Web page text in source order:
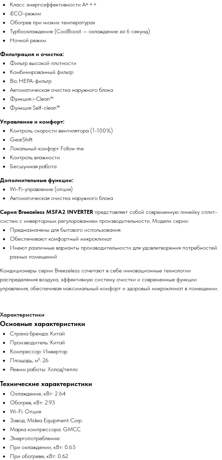
Класс энергоэффективности А+++
iECO-режим
Обогрев при низких температурах
Турбоохлаждение (CoolBoost — охлаждение за 6 секунд)
Ночной режим
Фильтрация и очистка:
Фильтр высокой плотности
Комбинированный фильтр
Bio HEPA-фильтр
Автоматическая очистка наружного блока
Функция i-Clean™
Функция Self-clean™
Управление и комфорт:
Контроль скорости вентилятора (1-100%)
GearShift
Локальный комфорт Follow me
Контроль влажности
Бесшумная работа
Дополнительные функции:
Wi-Fi-управление (опция)
Автоматическая очистка наружного блока
Серия Breezeless MSFA2 INVERTER представляет собой современную линейку сплит-
систем с инверторным регулированием производительности. Модели серии:
Предназначены для бытового использования
Обеспечивают комфортный микроклимат
Имеют различные варианты производительности для удовлетворения потребностей
разных помещений
Кондиционеры серии Breezeless сочетают в себе инновационные технологии
распределения воздуха, эффективную систему очистки и современные функции
управления, обеспечивая максимальный комфорт и здоровый микроклимат в помещении.
Характеристики
Основные характеристики
Страна бренда: Китай
Производитель: Китай
Компрессор: Инвертор
Площадь, м²: 26
Режим работы: Холод/тепло
Технические характеристики
Охлаждение, кВт: 2.64
Обогрев, кВт: 2.93
Wi-Fi: Опция
Завод: Midea Equipment Corp.
Марка компрессора: GMCC
Энергопотребление:
При охлаждении, кВт: 0.65
При обогреве, кВт: 0.62